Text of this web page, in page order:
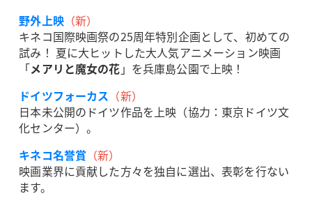
野外上映（新）
キネコ国際映画祭の25周年特別企画として、初めての
試み！ 夏に大ヒットした大人気アニメーション映画
「メアリと魔女の花 」を兵庫島公園で上映！
ドイツフォーカス （新）
日本未公開のドイツ作品を上映（協力：東京ドイツ文
化センター）。
キネコ名誉賞 （新）
映画業界に貢献した方々を独自に選出、表彰を行ない
ます。